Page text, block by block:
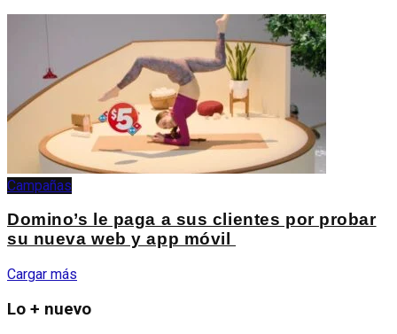
Campañas
Domino’s le paga a sus clientes por probar
su nueva web y app móvil
Cargar más
Lo + nuevo